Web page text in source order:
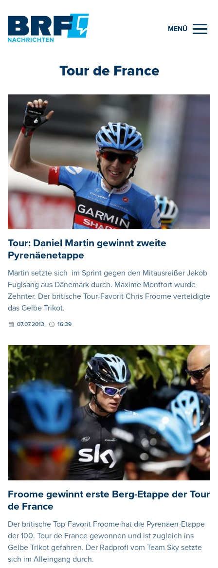
MENÜ
Tour de France
Tour: Daniel Martin gewinnt zweite
Pyrenäenetappe
Martin setzte sich im Sprint gegen den Mitausreißer Jakob
Fuglsang aus Dänemark durch. Maxime Montfort wurde
Zehnter. Der britische Tour-Favorit Chris Froome verteidigte
das Gelbe Trikot.
07.07.2013 16:39
Froome gewinnt erste Berg-Etappe der Tour
de France
Der britische Top-Favorit Froome hat die Pyrenäen-Etappe
der 100. Tour de France gewonnen und ist zugleich ins
Gelbe Trikot gefahren. Der Radprofi vom Team Sky setzte
sich im Alleingang durch.